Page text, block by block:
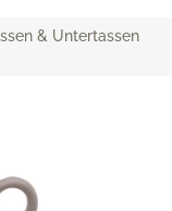
& Untertassen